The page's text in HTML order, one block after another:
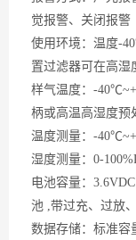
觉报警、关闭报警
使用环境：温度-
置过滤器可在高湿
样气温度： -
柄或高温高湿度预
温度测量： -
湿度测量： 0-
电池容量：
池 ,带过充、过放
数据存储：标准容